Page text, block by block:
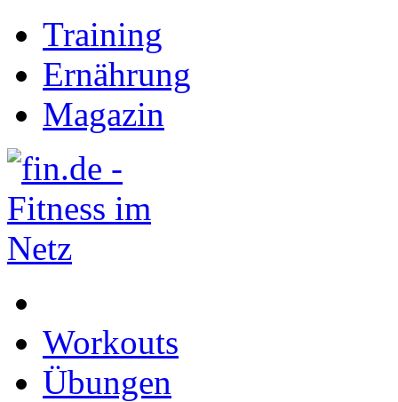
Training
Ernährung
Magazin
Workouts
Übungen